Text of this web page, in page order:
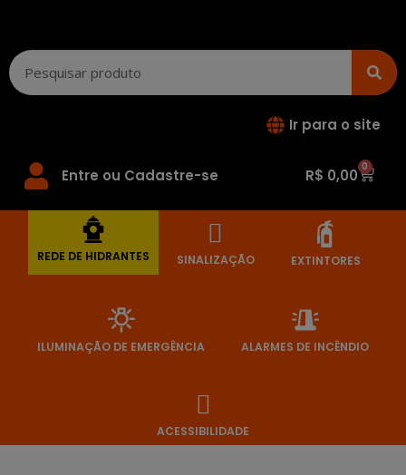
Ir para o site
Entre ou Cadastre-se R$ 0,00 0
REDE DE HIDRANTES SINALIZAÇÃO EXTINTORES
ILUMINAÇÃO DE EMERGÊNCIA ALARMES DE INCÊNDIO
ACESSIBILIDADE